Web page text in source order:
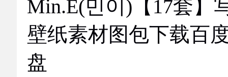
Min.E(민이)【17套】
壁纸素材图包下载百
盘